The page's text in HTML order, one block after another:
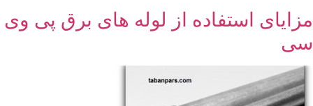
مزایای استفاده از لوله های برق پی وی
سی